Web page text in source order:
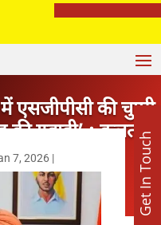
एसजीपीसी की चुप्पी
की गवाही’ : कुलतार
7, 2026| Get In Touch